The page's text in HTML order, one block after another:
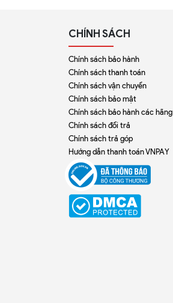
CHÍNH SÁCH
Chính sách bảo hành
Chính sách thanh toán
Chính sách vận chuyển
Chính sách bảo mật
Chính sách bảo hành các hãng
Chính sách đổi trả
Chính sách trả góp
Hướng dẫn thanh toán VNPAY